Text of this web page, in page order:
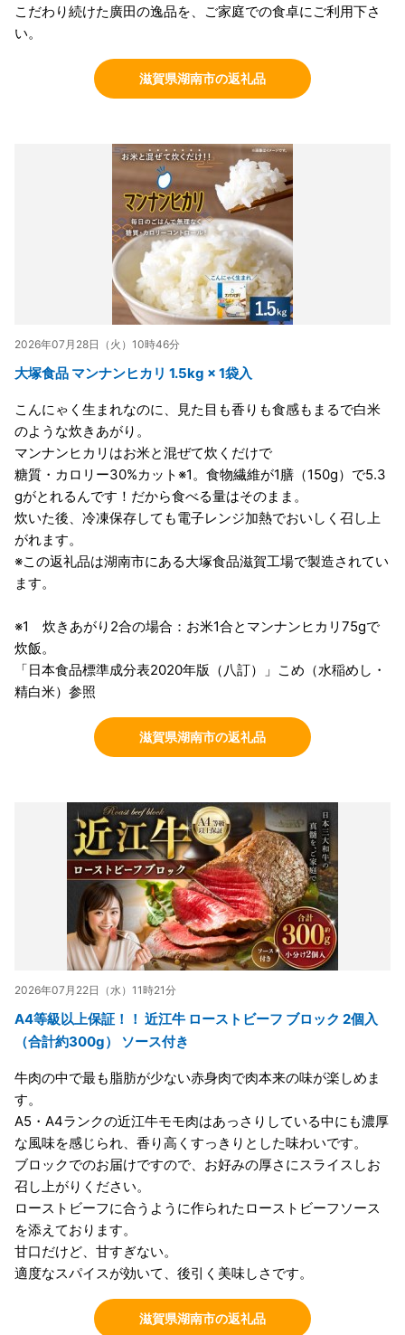
こだわり続けた廣田の逸品を、ご家庭での食卓にご利用下さ
い。
滋賀県湖南市の返礼品
2026年07月28日（火）10時46分
大塚食品 マンナンヒカリ 1.5kg × 1袋入
こんにゃく生まれなのに、見た目も香りも食感もまるで白米
のような炊きあがり。
マンナンヒカリはお米と混ぜて炊くだけで
糖質・カロリー30%カット※1。食物繊維が1膳（150g）で5.3
gがとれるんです！だから食べる量はそのまま。
炊いた後、冷凍保存しても電子レンジ加熱でおいしく召し上
がれます。
※この返礼品は湖南市にある大塚食品滋賀工場で製造されてい
ます。
※1 炊きあがり2合の場合：お米1合とマンナンヒカリ75gで
炊飯。
「日本食品標準成分表2020年版（八訂）」こめ（水稲めし・
精白米）参照
滋賀県湖南市の返礼品
2026年07月22日（水）11時21分
A4等級以上保証！！ 近江牛 ローストビーフ ブロック 2個入
（合計約300g） ソース付き
牛肉の中で最も脂肪が少ない赤身肉で肉本来の味が楽しめま
す。
A5・A4ランクの近江牛モモ肉はあっさりしている中にも濃厚
な風味を感じられ、香り高くすっきりとした味わいです。
ブロックでのお届けですので、お好みの厚さにスライスしお
召し上がりください。
ローストビーフに合うように作られたローストビーフソース
を添えております。
甘口だけど、甘すぎない。
適度なスパイスが効いて、後引く美味しさです。
滋賀県湖南市の返礼品